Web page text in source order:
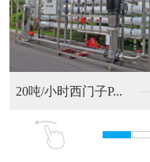
RO反渗透净化水设备